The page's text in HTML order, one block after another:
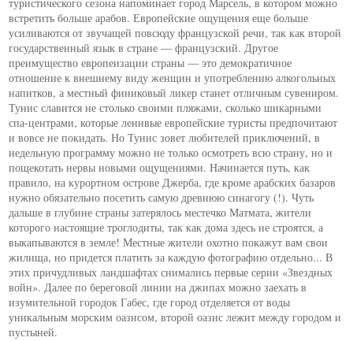
туристического сезона напоминает город Марсель, в котором можно
встретить больше арабов. Европейские ощущения еще больше
усиливаются от звучащей повсюду французской речи, так как второй
государственный язык в стране — французский. Другое
преимущество европеизации страны — это демократичное
отношение к внешнему виду женщин и употреблению алкогольных
напитков, а местный финиковый ликер станет отличным сувениром.
Тунис славится не столько своими пляжами, сколько шикарными
спа-центрами, которые ленивые европейские туристы предпочитают
и вовсе не покидать. Но Тунис зовет любителей приключений, в
недельную программу можно не только осмотреть всю страну, но и
пощекотать нервы новыми ощущениями. Начинается путь, как
правило, на курортном острове Джерба, где кроме арабских базаров
нужно обязательно посетить самую древнюю синагогу (!). Чуть
дальше в глубине страны затерялось местечко Матмата, жители
которого настоящие троглодиты, так как дома здесь не строятся, а
выкапываются в земле! Местные жители охотно покажут вам свои
жилища, но придется платить за каждую фотографию отдельно... В
этих причудливых ландшафтах снимались первые серии «Звездных
войн». Далее по береговой линии на джипах можно заехать в
изумительной городок Габес, где город отделяется от воды
уникальным морским оазисом, второй оазис лежит между городом и
пустыней.